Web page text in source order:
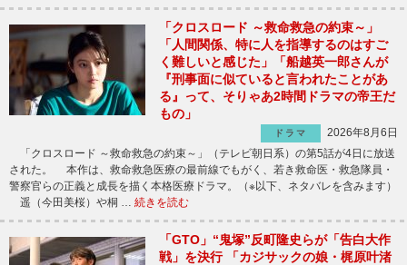
「クロスロード ～救命救急の約束～」
「人間関係、特に人を指導するのはすご
く難しいと感じた」「船越英一郎さんが
『刑事面に似ていると言われたことがあ
る』って、そりゃあ2時間ドラマの帝王だ
もの」
ドラマ
2026年8月6日
「クロスロード ～救命救急の約束～」（テレビ朝日系）の第5話が4日に放送
された。 本作は、救命救急医療の最前線でもがく、若き救命医・救急隊員・
警察官らの正義と成長を描く本格医療ドラマ。（※以下、ネタバレを含みます）
遥（今田美桜）や桐 … 続きを読む
「GTO」“鬼塚”反町隆史らが「告白大作
戦」を決行 「カジサックの娘・梶原叶渚